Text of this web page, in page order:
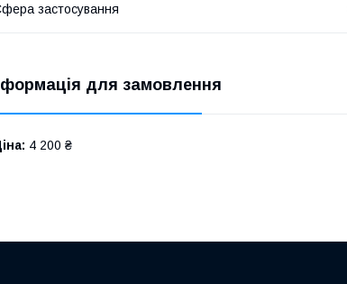
застосування
для замовлення
4 200 ₴